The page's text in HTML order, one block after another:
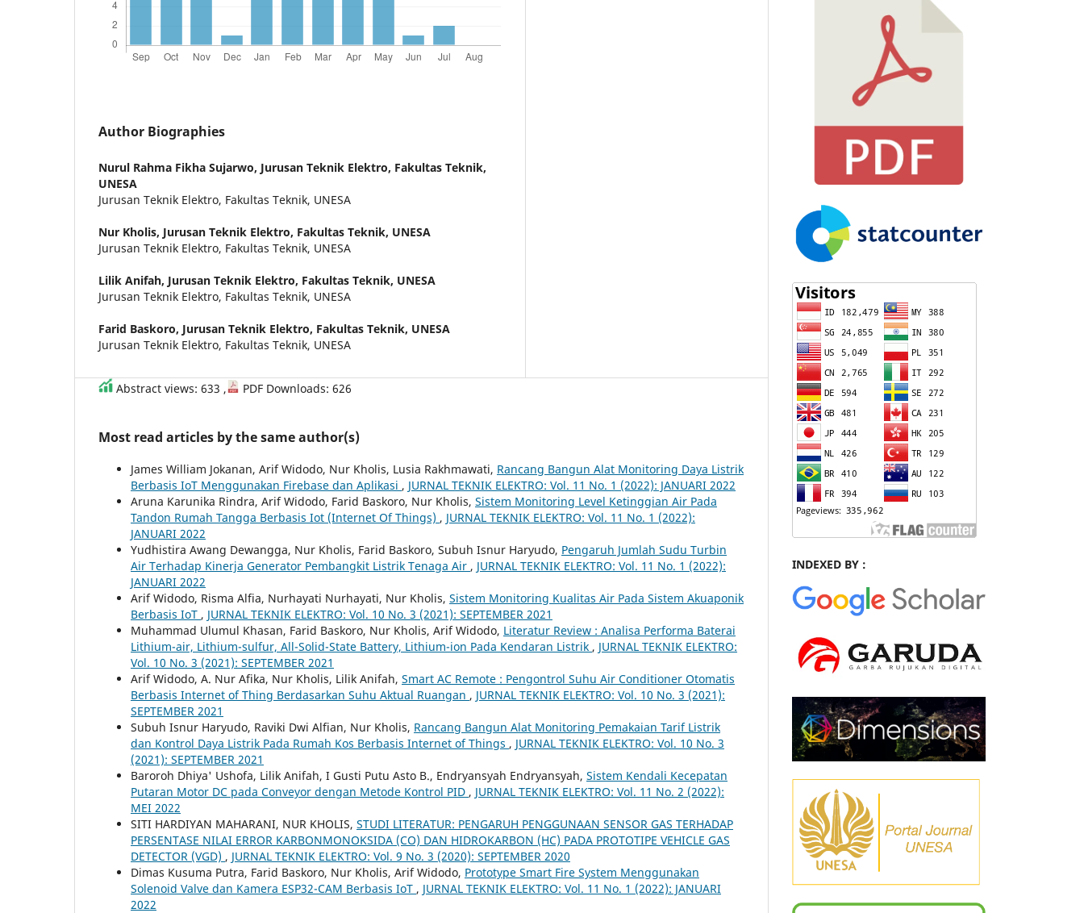
Author Biographies
Nurul Rahma Fikha Sujarwo, Jurusan Teknik Elektro, Fakultas Teknik,
UNESA
Jurusan Teknik Elektro, Fakultas Teknik, UNESA
Nur Kholis, Jurusan Teknik Elektro, Fakultas Teknik, UNESA
Jurusan Teknik Elektro, Fakultas Teknik, UNESA
Lilik Anifah, Jurusan Teknik Elektro, Fakultas Teknik, UNESA
Jurusan Teknik Elektro, Fakultas Teknik, UNESA
Farid Baskoro, Jurusan Teknik Elektro, Fakultas Teknik, UNESA
Jurusan Teknik Elektro, Fakultas Teknik, UNESA
Abstract views: 633 , PDF Downloads: 626
Most read articles by the same author(s)
James William Jokanan, Arif Widodo, Nur Kholis, Lusia Rakhmawati, Rancang Bangun Alat Monitoring Daya Listrik
Berbasis IoT Menggunakan Firebase dan Aplikasi , JURNAL TEKNIK ELEKTRO: Vol. 11 No. 1 (2022): JANUARI 2022
Aruna Karunika Rindra, Arif Widodo, Farid Baskoro, Nur Kholis, Sistem Monitoring Level Ketinggian Air Pada
Tandon Rumah Tangga Berbasis Iot (Internet Of Things) , JURNAL TEKNIK ELEKTRO: Vol. 11 No. 1 (2022):
JANUARI 2022
Yudhistira Awang Dewangga, Nur Kholis, Farid Baskoro, Subuh Isnur Haryudo, Pengaruh Jumlah Sudu Turbin
Air Terhadap Kinerja Generator Pembangkit Listrik Tenaga Air , JURNAL TEKNIK ELEKTRO: Vol. 11 No. 1 (2022):
JANUARI 2022
Arif Widodo, Risma Alfia, Nurhayati Nurhayati, Nur Kholis, Sistem Monitoring Kualitas Air Pada Sistem Akuaponik
Berbasis IoT , JURNAL TEKNIK ELEKTRO: Vol. 10 No. 3 (2021): SEPTEMBER 2021
Muhammad Ulumul Khasan, Farid Baskoro, Nur Kholis, Arif Widodo, Literatur Review : Analisa Performa Baterai
Lithium-air, Lithium-sulfur, All-Solid-State Battery, Lithium-ion Pada Kendaran Listrik , JURNAL TEKNIK ELEKTRO:
Vol. 10 No. 3 (2021): SEPTEMBER 2021
Arif Widodo, A. Nur Afika, Nur Kholis, Lilik Anifah, Smart AC Remote : Pengontrol Suhu Air Conditioner Otomatis
Berbasis Internet of Thing Berdasarkan Suhu Aktual Ruangan , JURNAL TEKNIK ELEKTRO: Vol. 10 No. 3 (2021):
SEPTEMBER 2021
Subuh Isnur Haryudo, Raviki Dwi Alfian, Nur Kholis, Rancang Bangun Alat Monitoring Pemakaian Tarif Listrik
dan Kontrol Daya Listrik Pada Rumah Kos Berbasis Internet of Things , JURNAL TEKNIK ELEKTRO: Vol. 10 No. 3
(2021): SEPTEMBER 2021
Baroroh Dhiya' Ushofa, Lilik Anifah, I Gusti Putu Asto B., Endryansyah Endryansyah, Sistem Kendali Kecepatan
Putaran Motor DC pada Conveyor dengan Metode Kontrol PID , JURNAL TEKNIK ELEKTRO: Vol. 11 No. 2 (2022):
MEI 2022
SITI HARDIYAN MAHARANI, NUR KHOLIS, STUDI LITERATUR: PENGARUH PENGGUNAAN SENSOR GAS TERHADAP
PERSENTASE NILAI ERROR KARBONMONOKSIDA (CO) DAN HIDROKARBON (HC) PADA PROTOTIPE VEHICLE GAS
DETECTOR (VGD) , JURNAL TEKNIK ELEKTRO: Vol. 9 No. 3 (2020): SEPTEMBER 2020
Dimas Kusuma Putra, Farid Baskoro, Nur Kholis, Arif Widodo, Prototype Smart Fire System Menggunakan
Solenoid Valve dan Kamera ESP32-CAM Berbasis IoT , JURNAL TEKNIK ELEKTRO: Vol. 11 No. 1 (2022): JANUARI
2022
INDEXED BY :